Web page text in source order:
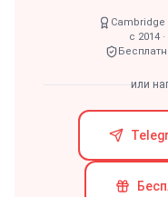
Cambridge
с 2014
или